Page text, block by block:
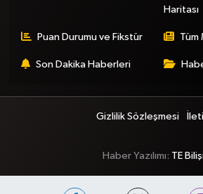
Haritası
Puan Durumu ve Fikstür Tüm
Son Dakika Haberleri
Gizlilik Sözleşmesi
Haber Yazılımı: TE